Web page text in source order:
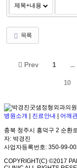
목록
Prev 1 ...
10
병원소개 | 진료안내 | 어깨
충북 청주시 흥덕구 2 순환
자: 박경진
사업자등록번호: 350-99-
COPYRIGHT(C) ©2017